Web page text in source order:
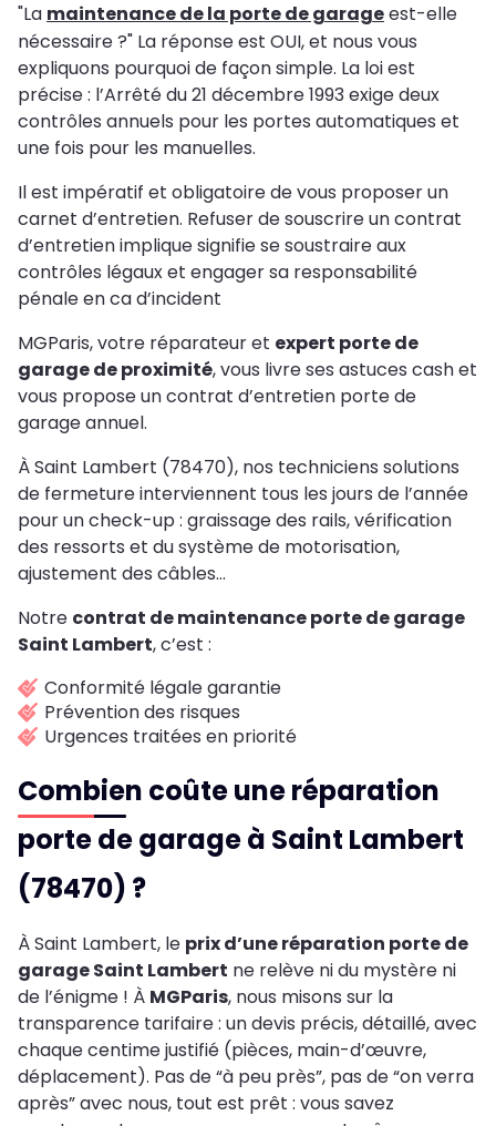
"La maintenance de la porte de garageest-elle
nécessaire ?" La réponse est OUI, et nous vous
expliquons pourquoi de façon simple. La loi est
précise : l’Arrêté du 21 décembre 1993 exige deux
contrôles annuels pour les portes automatiques et
une fois pour les manuelles.
Il est impératif et obligatoire de vous proposer un
carnet d’entretien. Refuser de souscrire un contrat
d’entretien implique signifie se soustraire aux
contrôles légaux et engager sa responsabilité
pénale en ca d’incident
MGParis, votre réparateur et expert porte de
garage de proximité, vous livre ses astuces cash et
vous propose un contrat d’entretien porte de
garage annuel.
À Saint Lambert (78470), nos techniciens solutions
de fermeture interviennent tous les jours de l’année
pour un check-up : graissage des rails, vérification
des ressorts et du système de motorisation,
ajustement des câbles…
Notre contrat de maintenance porte de garage
Saint Lambert, c’est :
Conformité légale garantie
Prévention des risques
Urgences traitées en priorité
Combien coûte une réparation
porte de garage à Saint Lambert
(78470) ?
À Saint Lambert, le prix d’une réparation porte de
garage Saint Lambert ne relève ni du mystère ni
de l’énigme ! À MGParis, nous misons sur la
transparence tarifaire : un devis précis, détaillé, avec
chaque centime justifié (pièces, main-d’œuvre,
déplacement). Pas de “à peu près”, pas de “on verra
après” avec nous, tout est prêt : vous savez